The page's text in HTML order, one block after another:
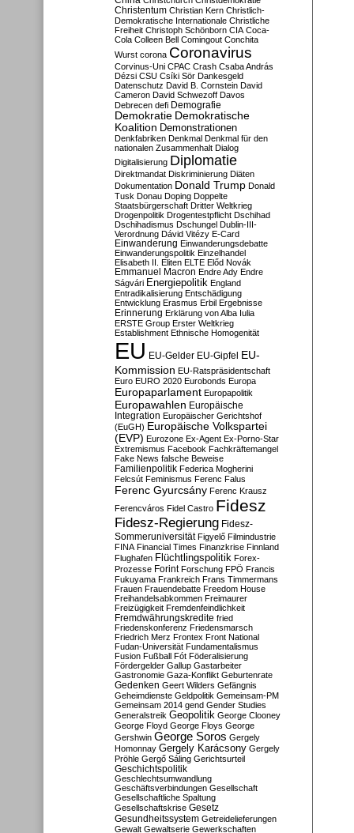
Christentum Christian Kern Christlich-
Demokratische Internationale Christliche
Freiheit Christoph Schönborn CIA Coca-
Cola Colleen Bell Comingout Conchita
Wurst corona Coronavirus
Corvinus-Uni CPAC Crash Csaba András
Dézsi CSU Csíki Sör Dankesgeld
Datenschutz David B. Cornstein David
Cameron David Schwezoff Davos
Debrecen defi Demografie
Demokratie Demokratische
Koalition Demonstrationen
Denkfabriken Denkmal Denkmal für den
nationalen Zusammenhalt Dialog
Digitalisierung Diplomatie
Direktmandat Diskriminierung Diäten
Dokumentation Donald Trump Donald
Tusk Donau Doping Doppelte
Staatsbürgerschaft Dritter Weltkrieg
Drogenpolitik Drogentestpflicht Dschihad
Dschihadismus Dschungel Dublin-III-
Verordnung Dávid Vitézy E-Card
Einwanderung Einwanderungsdebatte
Einwanderungspolitik Einzelhandel
Elisabeth II. Eliten ELTE Előd Novák
Emmanuel Macron Endre Ady Endre
Ságvári Energiepolitik England
Entradikalisierung Entschädigung
Entwicklung Erasmus Erbil Ergebnisse
Erinnerung Erklärung von Alba Iulia
ERSTE Group Erster Weltkrieg
Establishment Ethnische Homogenität
EU EU-Gelder EU-Gipfel EU-
Kommission EU-Ratspräsidentschaft
Euro EURO 2020 Eurobonds Europa
Europaparlament Europapolitik
Europawahlen Europäische
Integration Europäischer Gerichtshof
(EuGH) Europäische Volkspartei
(EVP) Eurozone Ex-Agent Ex-Porno-Star
Extremismus Facebook Fachkräftemangel
Fake News falsche Beweise
Familienpolitik Federica Mogherini
Felcsút Feminismus Ferenc Falus
Ferenc Gyurcsány Ferenc Krausz
Ferencváros Fidel Castro Fidesz
Fidesz-Regierung Fidesz-
Sommeruniversität Figyelő Filmindustrie
FINA Financial Times Finanzkrise Finnland
Flughafen Flüchtlingspolitik Forex-
Prozesse Forint Forschung FPÖ Francis
Fukuyama Frankreich Frans Timmermans
Frauen Frauendebatte Freedom House
Freihandelsabkommen Freimaurer
Freizügigkeit Fremdenfeindlichkeit
Fremdwährungskredite fried
Friedenskonferenz Friedensmarsch
Friedrich Merz Frontex Front National
Fudan-Universität Fundamentalismus
Fusion Fußball Fót Föderalisierung
Fördergelder Gallup Gastarbeiter
Gastronomie Gaza-Konflikt Geburtenrate
Gedenken Geert Wilders Gefängnis
Geheimdienste Geldpolitik Gemeinsam-PM
Gemeinsam 2014 gend Gender Studies
Generalstreik Geopolitik George Clooney
George Floyd George Floys George
Gershwin George Soros Gergely
Homonnay Gergely Karácsony Gergely
Pröhle Gergő Sáling Gerichtsurteil
Geschichtspolitik
Geschlechtsumwandlung
Geschäftsverbindungen Gesellschaft
Gesellschaftliche Spaltung
Gesellschaftskrise Gesetz
Gesundheitssystem Getreidelieferungen
Gewalt Gewaltserie Gewerkschaften